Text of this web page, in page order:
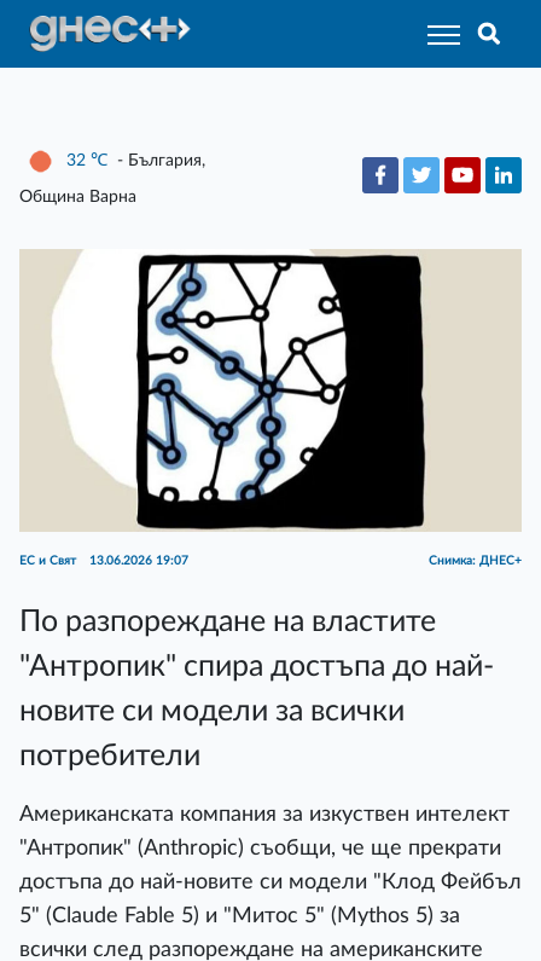
32 ℃ - България,
Община Варна
ЕС и Свят 13.06.2026 19:07 Снимка: ДНЕС+
По разпореждане на властите
"Антропик" спира достъпа до най-
новите си модели за всички
потребители
Американската компания за изкуствен интелект
"Антропик" (Anthropic) съобщи, че ще прекрати
достъпа до най-новите си модели "Клод Фейбъл
5" (Claude Fable 5) и "Митос 5" (Mythos 5) за
всички след разпореждане на американските